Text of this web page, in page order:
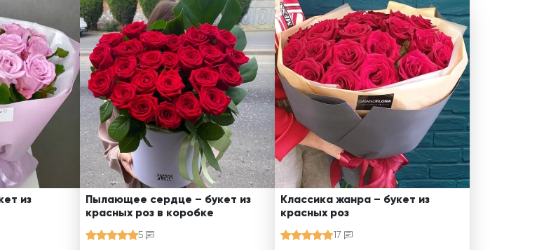
из
Пылающее сердце – букет из
красных роз в коробке
5
Классика жанра – букет из
красных роз
17